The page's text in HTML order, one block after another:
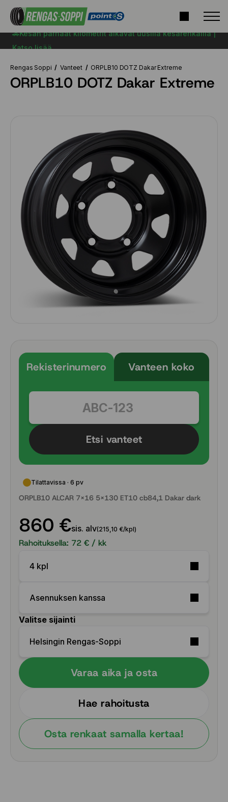
🚗Kesän parhaat kilometrit alkavat uusilla kesärenkailla |
Katso lisää
Rengas Soppi Vanteet ORPLB10 DOTZ Dakar Extreme
ORPLB10 DOTZ Dakar Extreme
Rekisterinumero Vanteen koko
Etsi vanteet
Tilattavissa · 6 pv
ORPLB10 ALCAR 7x16 5x130 ET10 cb84,1 Dakar dark
860 €sis. alv(215,10 €/kpl)
Rahoituksella: 72 € / kk
4 kpl
Asennuksen kanssa
Valitse sijainti
Helsingin Rengas-Soppi
Varaa aika ja osta
Hae rahoitusta
Osta renkaat samalla kertaa!